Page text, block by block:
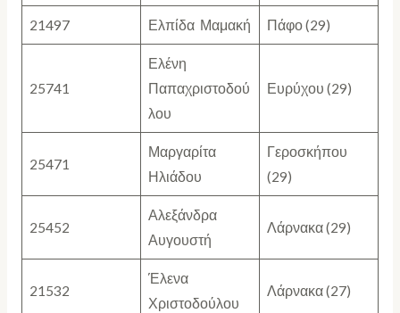
21497 Ελπίδα Μαμακή Πάφο (29)
25741
Ελένη
Παπαχριστοδού
λου
Ευρύχου (29)
25471
Μαργαρίτα
Ηλιάδου
Γεροσκήπου
(29)
25452
Αλεξάνδρα
Αυγουστή
Λάρνακα (29)
21532
Έλενα
Χριστοδούλου
Λάρνακα (27)